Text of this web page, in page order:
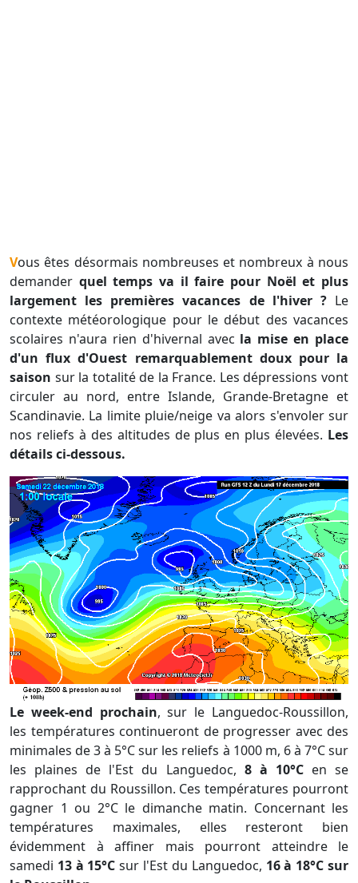
Vous êtes désormais nombreuses et nombreux à nous
demander quel temps va il faire pour Noël et plus
largement les premières vacances de l'hiver ?Le
contexte météorologique pour le début des vacances
scolaires n'aura rien d'hivernal avec la mise en place
d'un flux d'Ouest remarquablement doux pour la
saison sur la totalité de la France. Les dépressions vont
circuler au nord, entre Islande, Grande-Bretagne et
Scandinavie. La limite pluie/neige va alors s'envoler sur
nos reliefs à des altitudes de plus en plus élevées. Les
détails ci-dessous.
Le week-end prochain, sur le Languedoc-Roussillon,
les températures continueront de progresser avec des
minimales de 3 à 5°C sur les reliefs à 1000 m, 6 à 7°C sur
les plaines de l'Est du Languedoc, 8 à 10°Cen se
rapprochant du Roussillon. Ces températures pourront
gagner 1 ou 2°C le dimanche matin. Concernant les
températures maximales, elles resteront bien
évidemment à affiner mais pourront atteindre le
samedi 13 à 15°Csur l'Est du Languedoc, 16 à 18°C sur